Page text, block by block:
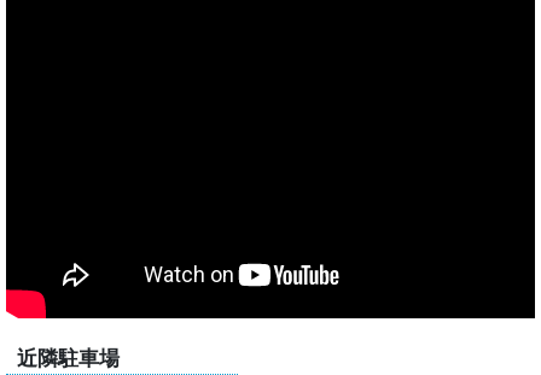
近隣駐車場